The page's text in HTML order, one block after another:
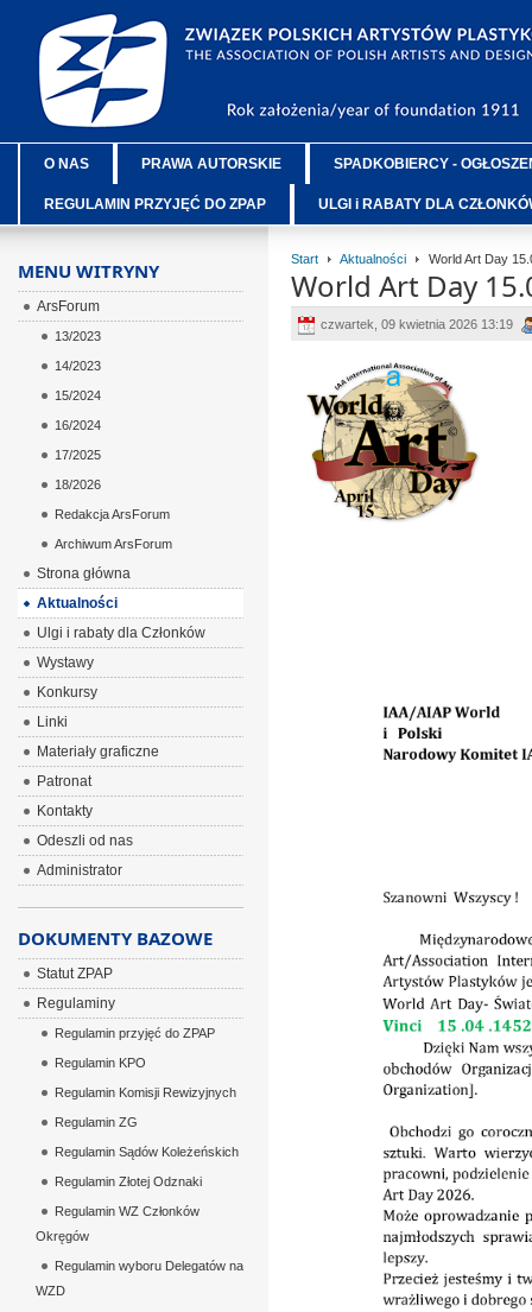
O NAS PRAWA AUTORSKIE SPADKOBIERCY -
REGULAMIN PRZYJĘĆ DO ZPAP ULGI i RABATY DLA
Start Aktualności World Art Day
World Art Day
czwartek, 09 kwietnia 2026 13:19
MENU WITRYNY
ArsForum
13/2023
14/2023
15/2024
16/2024
17/2025
18/2026
Redakcja ArsForum
Archiwum ArsForum
Strona główna
Aktualności
Ulgi i rabaty dla Członków
Wystawy
Konkursy
Linki
Materiały graficzne
Patronat
Kontakty
Odeszli od nas
Administrator
DOKUMENTY BAZOWE
Statut ZPAP
Regulaminy
Regulamin przyjęć do ZPAP
Regulamin KPO
Regulamin Komisji Rewizyjnych
Regulamin ZG
Regulamin Sądów Koleżeńskich
Regulamin Złotej Odznaki
Regulamin WZ Członków
Okręgów
Regulamin wyboru Delegatów na
WZD